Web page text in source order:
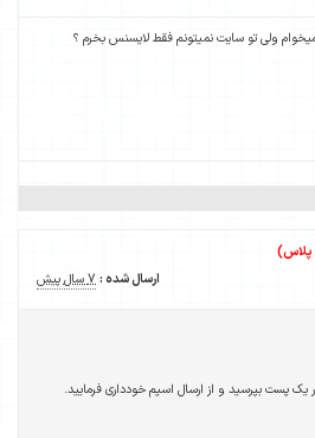
ولی تو سایت نمیتونم فقط لایسنس بخرم ؟
پلاس)
ارسال شده : 7 سال پیش
پست بپرسید و از ارسال اسپم خودداری فرمایید.